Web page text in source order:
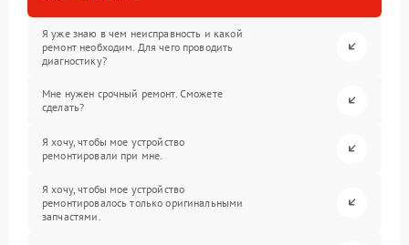
Я уже знаю в чем неисправность и какой
ремонт необходим. Для чего проводить
диагностику?
Мне нужен срочный ремонт. Сможете
сделать?
Я хочу, чтобы мое устройство
ремонтировали при мне.
Я хочу, чтобы мое устройство
ремонтировалось только оригинальными
запчастями.